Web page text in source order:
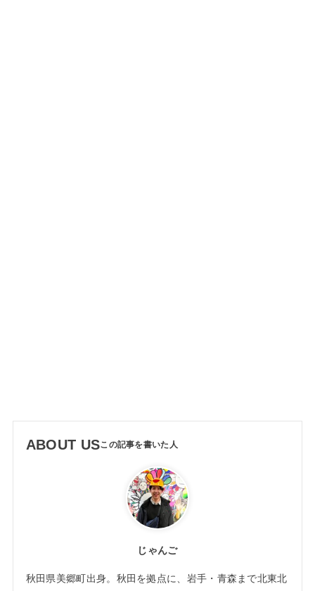
ABOUT US
じゃんご
秋田県美郷町出身。秋田を拠点に、岩手・青森まで北東北